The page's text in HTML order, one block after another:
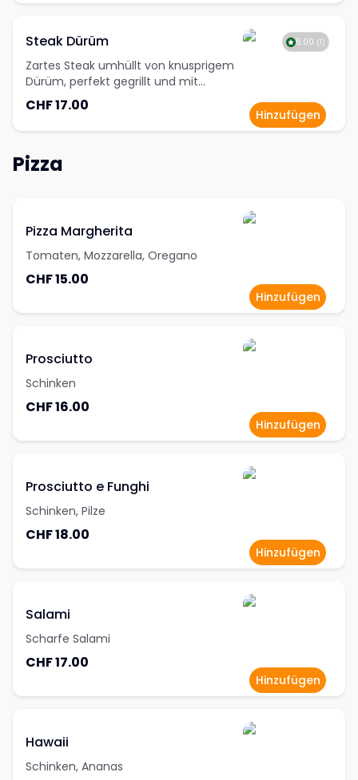
Steak Dürüm
Zartes Steak umhüllt von knusprigem
Dürüm, perfekt gegrillt und mit
frischen Zutaten gefüllt. Ein Genuss für
alle Sinne!
CHF 17.00
5.00 (1 )
Hinzufügen
Pizza
Pizza Margherita
Tomaten, Mozzarella, Oregano
CHF 15.00
Hinzufügen
Prosciutto
Schinken
CHF 16.00
Hinzufügen
Prosciutto e Funghi
Schinken, Pilze
CHF 18.00
Hinzufügen
Salami
Scharfe Salami
CHF 17.00
Hinzufügen
Hawaii
Schinken, Ananas